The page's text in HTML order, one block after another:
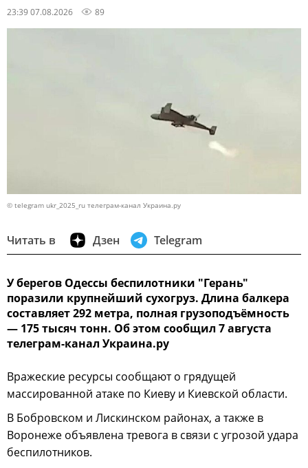
23:39 07.08.2026 89
© telegram ukr_2025_ru телеграм-канал Украина.ру
Читать в Дзен Telegram
У берегов Одессы беспилотники "Герань"
поразили крупнейший сухогруз. Длина балкера
составляет 292 метра, полная грузоподъёмность
— 175 тысяч тонн. Об этом сообщил 7 августа
телеграм-канал Украина.ру
Вражеские ресурсы сообщают о грядущей
массированной атаке по Киеву и Киевской области.
В Бобровском и Лискинском районах, а также в
Воронеже объявлена тревога в связи с угрозой удара
беспилотников.